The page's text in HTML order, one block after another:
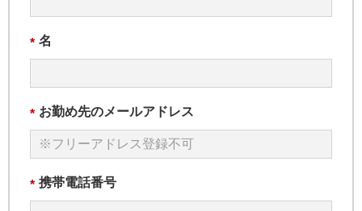
* 名
* お勤め先のメールアドレス
* 携帯電話番号